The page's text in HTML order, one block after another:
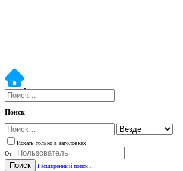
Поиск
Искать только в заголовках
От:
Поиск Расширенный поиск…